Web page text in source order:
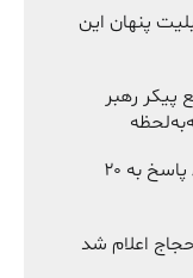
پنهان این
پیکر رهبر
ناو وینسنس ۲۹۱ رؤیا را سوزاند / پاسخ به ۲۰
اعلام شد